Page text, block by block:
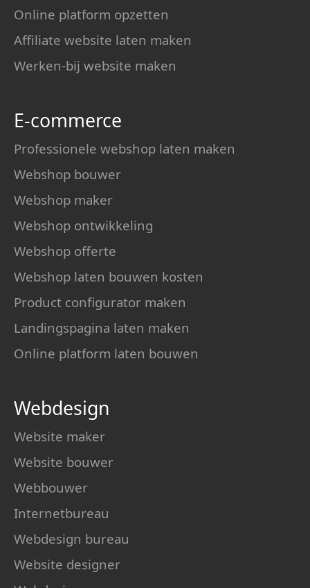
Online platform opzetten
Affiliate website laten maken
Werken-bij website maken
E-commerce
Professionele webshop laten maken
Webshop bouwer
Webshop maker
Webshop ontwikkeling
Webshop offerte
Webshop laten bouwen kosten
Product configurator maken
Landingspagina laten maken
Online platform laten bouwen
Webdesign
Website maker
Website bouwer
Webbouwer
Internetbureau
Webdesign bureau
Website designer